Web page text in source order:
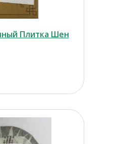
Плитка Шен